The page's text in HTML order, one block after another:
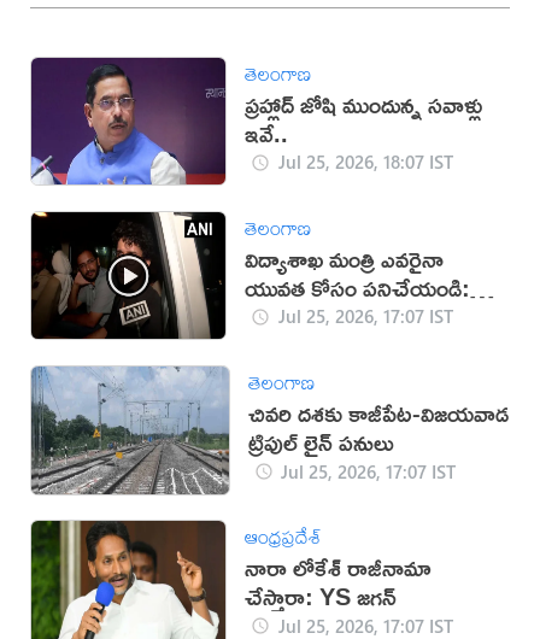
తెలంగాణ
ప్రహ్లాద్ జోషి ముందున్న సవాళ్లు
ఇవే..
Jul 25, 2026, 18:07 IST
తెలంగాణ
విద్యాశాఖ మంత్రి ఎవరైనా
యువత కోసం పనిచేయండి:
సీజేపీJul 25, 2026, 17:07 IST
తెలంగాణ
చివరి దశకు కాజీపేట-విజయవాడ
ట్రిపుల్ లైన్ పనులు
Jul 25, 2026, 17:07 IST
ఆంధ్రప్రదేశ్
నారా లోకేశ్ రాజీనామా
చేస్తారా: YS జగన్
Jul 25, 2026, 17:07 IST